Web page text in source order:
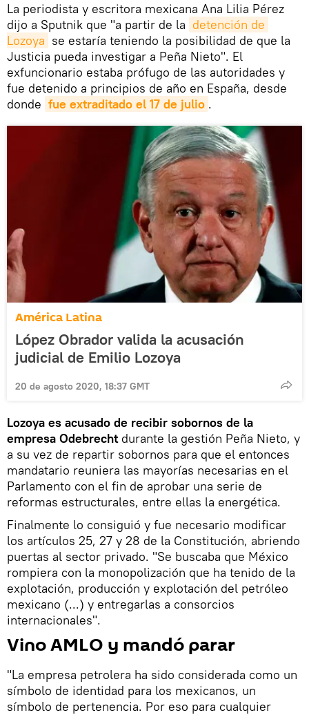
La periodista y escritora mexicana Ana Lilia Pérez
dijo a Sputnik que "a partir de la detención de
Lozoya se estaría teniendo la posibilidad de que la
Justicia pueda investigar a Peña Nieto". El
exfuncionario estaba prófugo de las autoridades y
fue detenido a principios de año en España, desde
donde fue extraditado el 17 de julio .
América Latina
López Obrador valida la acusación
judicial de Emilio Lozoya
20 de agosto 2020, 18:37 GMT
Lozoya es acusado de recibir sobornos de la
empresa Odebrechtdurante la gestión Peña Nieto, y
a su vez de repartir sobornos para que el entonces
mandatario reuniera las mayorías necesarias en el
Parlamento con el fin de aprobar una serie de
reformas estructurales, entre ellas la energética.
Finalmente lo consiguió y fue necesario modificar
los artículos 25, 27 y 28 de la Constitución, abriendo
puertas al sector privado. "Se buscaba que México
rompiera con la monopolización que ha tenido de la
explotación, producción y explotación del petróleo
mexicano (...) y entregarlas a consorcios
internacionales".
Vino AMLO y mandó parar
"La empresa petrolera ha sido considerada como un
símbolo de identidad para los mexicanos, un
símbolo de pertenencia. Por eso para cualquier